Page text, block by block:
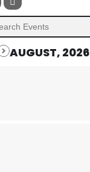
AUGUST, 2026